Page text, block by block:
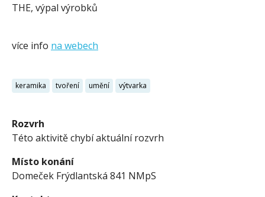
THE, výpal výrobků
více info na webech
keramika tvoření umění výtvarka
Rozvrh
Této aktivitě chybí aktuální rozvrh
Místo konání
Domeček Frýdlantská 841 NMpS